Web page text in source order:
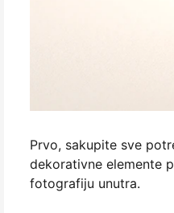
Prvo, sakupite sve
dekorativne elemente
fotografiju unutra.